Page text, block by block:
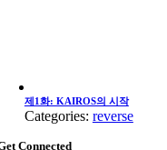
제1화: KAIROS의 시작
Categories: reverse
Connected